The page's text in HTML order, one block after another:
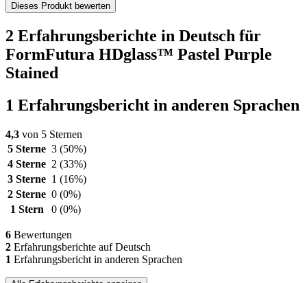
Dieses Produkt bewerten
2 Erfahrungsberichte in Deutsch für
FormFutura HDglass™ Pastel Purple
Stained
1 Erfahrungsbericht in anderen Sprachen
4,3 von 5 Sternen
5 Sterne 3 (50%)
4 Sterne 2 (33%)
3 Sterne 1 (16%)
2 Sterne 0 (0%)
1 Stern
0 (0%)
6 Bewertungen
2 Erfahrungsberichte auf Deutsch
1 Erfahrungsbericht in anderen Sprachen